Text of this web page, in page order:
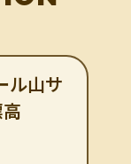
ル山サ